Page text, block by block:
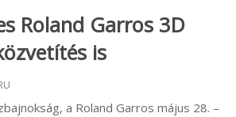
Roland Garros 3D
is
a Roland Garros május 28. –